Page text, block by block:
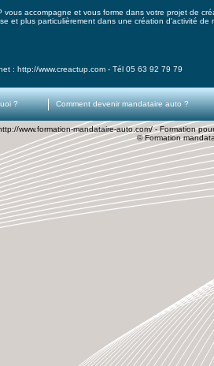
vous accompagne et vous forme dans votre projet de
et plus particulièrement dans une création d'activité de
: http://www.creactup.com - Tél 05 63 92 79 79
? Comment devenir mandataire auto ?
www.formation-mandataire-auto.com/ - Formation
© Formation